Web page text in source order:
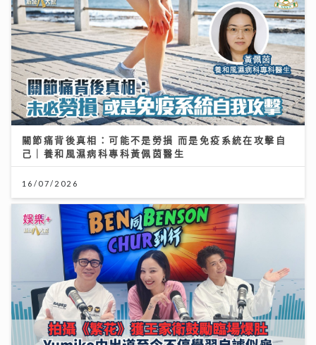
關節痛背後真相：可能不是勞損 而是免疫系統在攻擊自
己｜養和風濕病科專科黃佩茵醫生
16/07/2026